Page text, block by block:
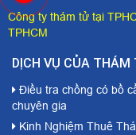
Công ty thám tử tại
TPHCM
DỊCH VỤ CỦA
Điều tra chồng có bồ
chuyên gia
Kinh Nghiệm Thuê